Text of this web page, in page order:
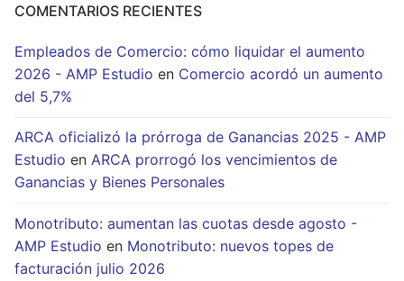
COMENTARIOS RECIENTES
Empleados de Comercio: cómo liquidar el aumento
2026 - AMP Estudio en Comercio acordó un aumento
del 5,7%
ARCA oficializó la prórroga de Ganancias 2025 - AMP
Estudio en ARCA prorrogó los vencimientos de
Ganancias y Bienes Personales
Monotributo: aumentan las cuotas desde agosto -
AMP Estudio en Monotributo: nuevos topes de
facturación julio 2026